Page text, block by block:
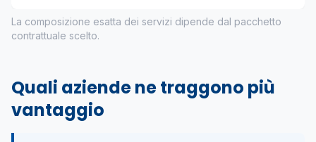
La composizione esatta dei servizi dipende dal pacchetto
contrattuale scelto.
Quali aziende ne traggono più
vantaggio